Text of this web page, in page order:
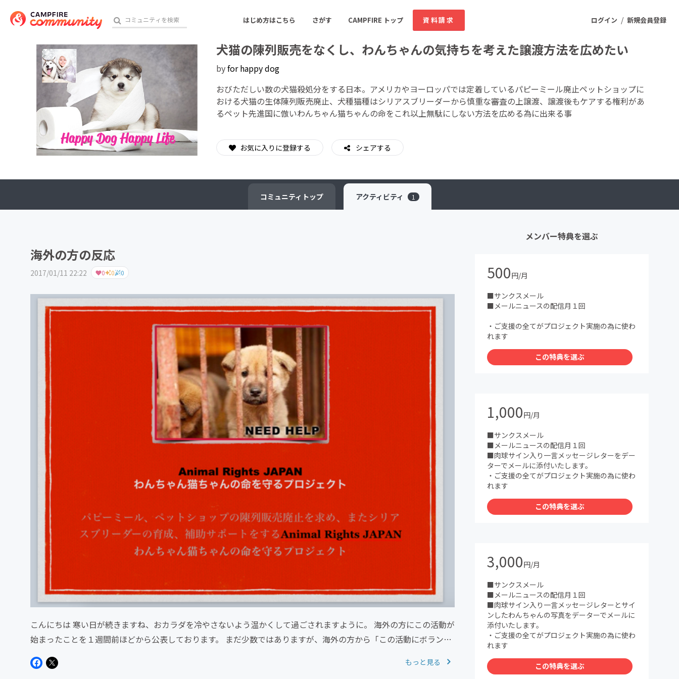
ログイン / 新規会員登録
はじめ方はこちら さがす CAMPFIRE トップ 資料請求
おすすめのコミュニティ 人気のコミュニティ 新着のコミュニティ
アート・写真
テクノロジー・ガジェット
ゲーム・サービス開発 フード・飲食店
ビューティー・ヘルスケア
犬猫の陳列販売をなくし、わんちゃんの気持ちを考えた譲渡方法を広めたい
byfor happy dog
おびただしい数の犬猫殺処分をする日本。アメリカやヨーロッパでは定着しているパピーミール廃止ペットショップに
おける犬猫の生体陳列販売廃止、犬種猫種はシリアスブリーダーから慎重な審査の上譲渡、譲渡後もケアする権利があ
るペット先進国に倣いわんちゃん猫ちゃんの命をこれ以上無駄にしない方法を広める為に出来る事
お気に入りに登録する シェアする
コミュニティ トップ アクティビティ 1
海外の方の反応
2017/01/11 22:22 0 0 0
こんにちは 寒い日が続きますね、おカラダを冷やさないよう温かくして過ごされますように。 海外の方にこの活動が
始まったことを１週間前ほどから公表しております。 まだ少数ではありますが、海外の方から「この活動にボランテ
もっと見る
メンバー特典を選ぶ
500円/月
■サンクスメール
■メールニュースの配信月１回
・ご支援の全てがプロジェクト実施の為に使わ
れます
この特典を選ぶ
1,000円/月
■サンクスメール
■メールニュースの配信月１回
■肉球サイン入り一言メッセージレターをデー
ターでメールに添付いたします。
・ご支援の全てがプロジェクト実施の為に使わ
れます
この特典を選ぶ
3,000円/月
■サンクスメール
■メールニュースの配信月１回
■肉球サイン入り一言メッセージレターとサイ
ンしたわんちゃんの写真をデーターでメールに
添付いたします。
・ご支援の全てがプロジェクト実施の為に使わ
れます
この特典を選ぶ